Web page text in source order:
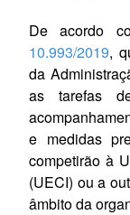
De acordo
10.993/2019,
da
as tarefas de
e medidas
competirão à
(UECI) ou a
âmbito da